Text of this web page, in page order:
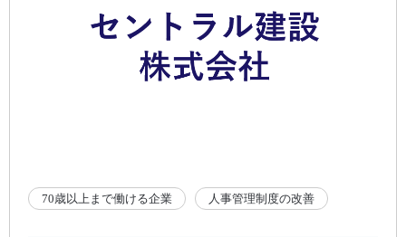
70歳以上まで働ける企業 人事管理制度の改善